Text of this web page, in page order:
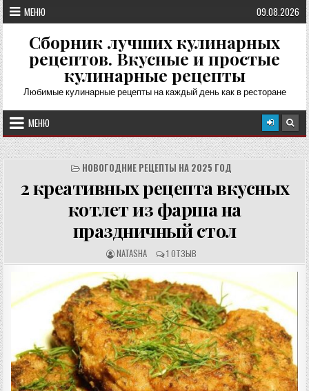
Перейти
к
содержимому
МЕНЮ 09.08.2026
Сборник лучших кулинарных
рецептов. Вкусные и простые
кулинарные рецепты
Любимые кулинарные рецепты на каждый день как в ресторане
МЕНЮ
НОВОГОДНИЕ РЕЦЕПТЫ НА 2025 ГОД
2 креативных рецепта вкусных
котлет из фарша на
праздничный стол
А
В
Т
О
Р
Р
Е
Ц
Е
П
Т
А
:
NATASHA О
Т
З
Ы
В
Ы
:
1 ОТЗЫВ